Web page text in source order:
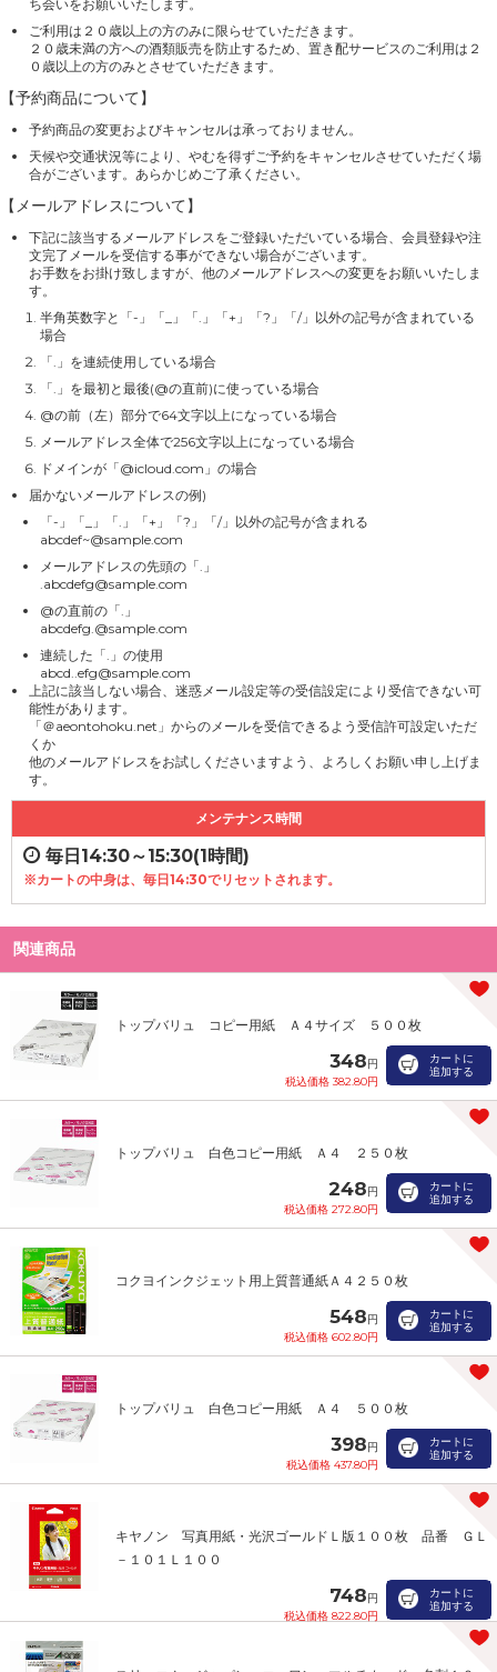
ち会いをお願いいたします。
ご利用は２０歳以上の方のみに限らせていただきます。
２０歳未満の方への酒類販売を防止するため、置き配サービスのご利用は２
０歳以上の方のみとさせていただきます。
【予約商品について】
予約商品の変更およびキャンセルは承っておりません。
天候や交通状況等により、やむを得ずご予約をキャンセルさせていただく場
合がございます。あらかじめご了承ください。
【メールアドレスについて】
下記に該当するメールアドレスをご登録いただいている場合、会員登録や注
文完了メールを受信する事ができない場合がございます。
お手数をお掛け致しますが、他のメールアドレスへの変更をお願いいたしま
す。
半角英数字と「-」「_」「.」「+」「?」「/」以外の記号が含まれている
場合
「.」を連続使用している場合
「.」を最初と最後(@の直前)に使っている場合
@の前（左）部分で64文字以上になっている場合
メールアドレス全体で256文字以上になっている場合
ドメインが「@icloud.com」の場合
届かないメールアドレスの例)
「-」「_」「.」「+」「?」「/」以外の記号が含まれる
abcdef~@sample.com
メールアドレスの先頭の「.」
.abcdefg@sample.com
@の直前の「.」
abcdefg.@sample.com
連続した「.」の使用
abcd..efg@sample.com
上記に該当しない場合、迷惑メール設定等の受信設定により受信できない可
能性があります。
「＠aeontohoku.net」からのメールを受信できるよう受信許可設定いただ
くか
他のメールアドレスをお試しくださいますよう、よろしくお願い申し上げま
す。
メンテナンス時間
毎日14:30～15:30(1時間)
※カートの中身は、毎日14:30でリセットされます。
関連商品
トップバリュ コピー用紙 Ａ４サイズ ５００枚
348円
税込価格 382.80円
カートに
追加する
トップバリュ 白色コピー用紙 Ａ４ ２５０枚
248円
税込価格 272.80円
カートに
追加する
コクヨインクジェット用上質普通紙Ａ４２５０枚
548円
税込価格 602.80円
カートに
追加する
トップバリュ 白色コピー用紙 Ａ４ ５００枚
398円
税込価格 437.80円
カートに
追加する
キヤノン 写真用紙・光沢ゴールドＬ版１００枚 品番 ＧＬ
－１０１Ｌ１００
748円
税込価格 822.80円
カートに
追加する